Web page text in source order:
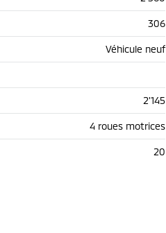
306
Véhicule neuf
2'145
4 roues motrices
20